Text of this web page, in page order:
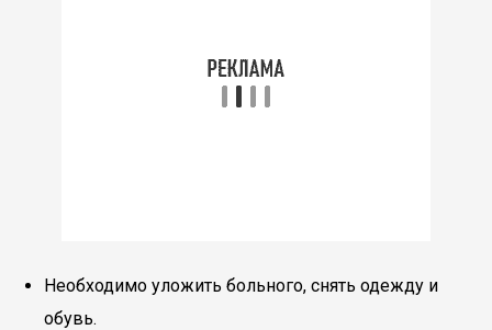
Необходимо уложить больного, снять одежду и
обувь.